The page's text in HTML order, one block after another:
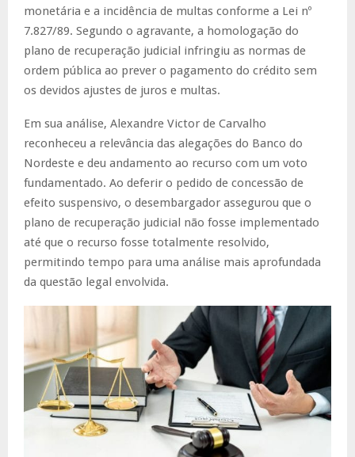
monetária e a incidência de multas conforme a Lei nº
7.827/89. Segundo o agravante, a homologação do
plano de recuperação judicial infringiu as normas de
ordem pública ao prever o pagamento do crédito sem
os devidos ajustes de juros e multas.
Em sua análise, Alexandre Victor de Carvalho
reconheceu a relevância das alegações do Banco do
Nordeste e deu andamento ao recurso com um voto
fundamentado. Ao deferir o pedido de concessão de
efeito suspensivo, o desembargador assegurou que o
plano de recuperação judicial não fosse implementado
até que o recurso fosse totalmente resolvido,
permitindo tempo para uma análise mais aprofundada
da questão legal envolvida.